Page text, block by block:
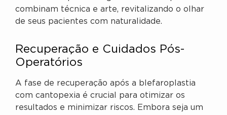
combinam técnica e arte, revitalizando o olhar
de seus pacientes com naturalidade.
Recuperação e Cuidados Pós-
Operatórios
A fase de recuperação após a blefaroplastia
com cantopexia é crucial para otimizar os
resultados e minimizar riscos. Embora seja um